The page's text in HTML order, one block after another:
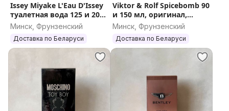
Issey Miyake L'Eau D'Issey
туалетная вода 125 и 200
мл, оригинал, Франция
Минск, Фрунзенский
Доставка по Беларуси
Viktor & Rolf Spicebomb 90
и 150 мл, оригинал,
Франция (Виктор Рольф
Спайсбомб)
Минск, Фрунзенский
Доставка по Беларуси